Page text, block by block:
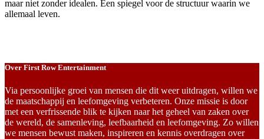
maar niet zonder idealen. Een spiegel voor de structuur waarin we
allemaal leven.
Over First Row Entertainment
Via persoonlijke groei van mensen die dit weer uitdragen, willen we
de maatschappij en leefomgeving verbeteren. Onze missie is door
met een verfrissende blik te kijken naar het geheel van zaken over
de wereld, de samenleving, leefbaarheid en leefomgeving. Zo willen
we mensen bewust maken, inspireren en kennis overdragen over